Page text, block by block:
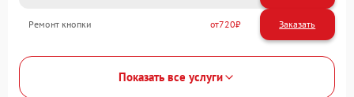
Ремонт кнопки 720
Показать все услуги